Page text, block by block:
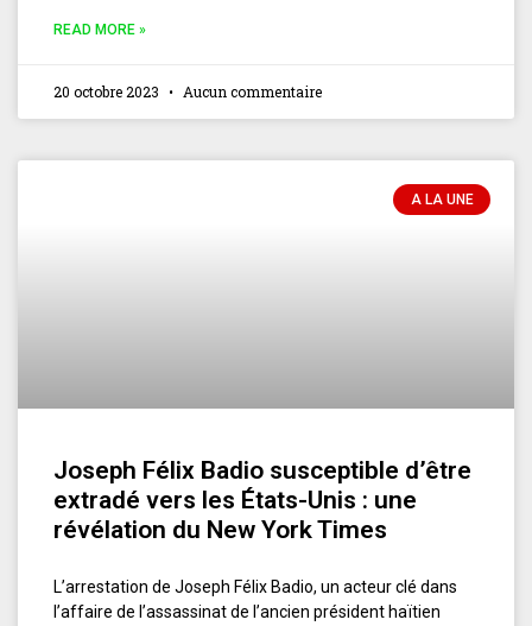
READ MORE »
20 octobre 2023 Aucun commentaire
A LA UNE
Joseph Félix Badio susceptible d’être
extradé vers les États-Unis : une
révélation du New York Times
L’arrestation de Joseph Félix Badio, un acteur clé dans
l’affaire de l’assassinat de l’ancien président haïtien